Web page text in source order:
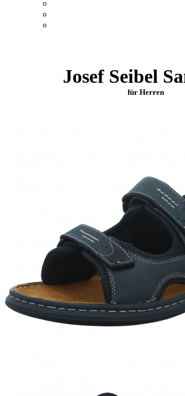
Josef Seibel
für Herren